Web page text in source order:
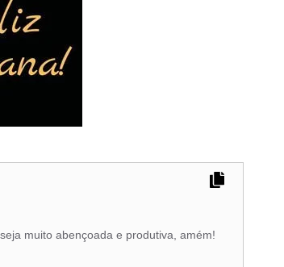
muito abençoada e produtiva, amém!